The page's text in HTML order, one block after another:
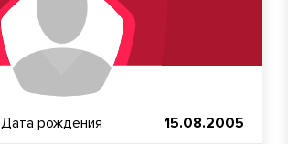
Дата рождения 15.08.2005